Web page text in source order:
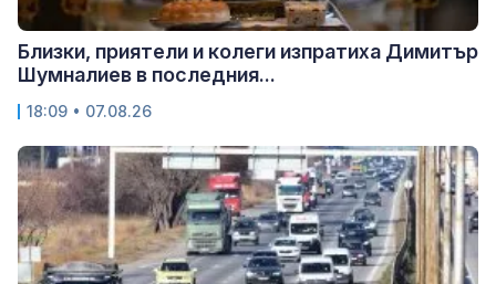
Близки, приятели и колеги изпратиха Димитър
Шумналиев в последния...
18:09 • 07.08.26